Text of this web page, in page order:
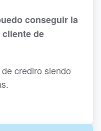
conseguir la
de
crediro siendo